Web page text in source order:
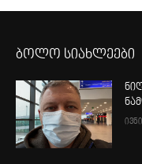
ბოლო სიახლეები